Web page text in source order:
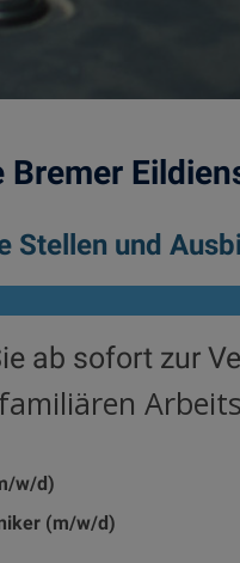
Bremer
Stellen und
ab sofort zur
w/d)
(m/w/d)